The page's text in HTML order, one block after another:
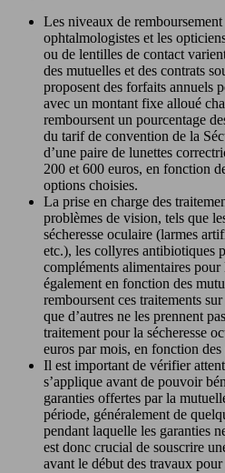
Les niveaux de
ophtalmologistes et les
ou de lentilles de contact
des mutuelles et des contrats
proposent des forfaits annuels
avec un montant fixe alloué
remboursent un pourcentage
du tarif de convention de la
d’une paire de lunettes
200 et 600 euros, en fonction
options choisies.
La prise en charge des
problèmes de vision, tels que
sécheresse oculaire (larmes
etc.), les collyres antibiotiques
compléments alimentaires
également en fonction des
remboursent ces traitements
que d’autres ne les prennent
traitement pour la sécheresse
euros par mois, en fonction
Il est important de vérifier
s’applique avant de pouvoir
garanties offertes par la
période, généralement de
pendant laquelle les garanties
est donc crucial de souscrire
avant le début des travaux